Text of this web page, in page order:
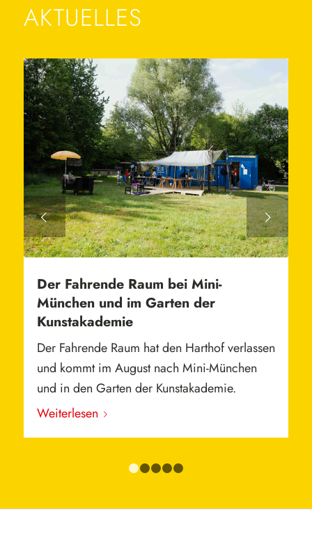
AKTUELLES
Der Fahrende Raum bei Mini-
München und im Garten der
Kunstakademie
Der Fahrende Raum hat den Harthof verlassen
und kommt im August nach Mini-München
und in den Garten der Kunstakademie.
Weiterlesen
Weiter